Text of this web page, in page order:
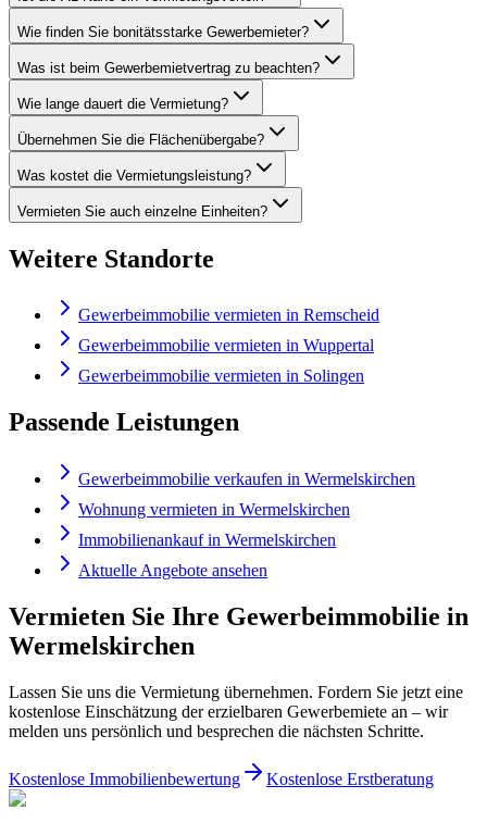
Wie finden Sie bonitätsstarke Gewerbemieter?
Was ist beim Gewerbemietvertrag zu beachten?
Wie lange dauert die Vermietung?
Übernehmen Sie die Flächenübergabe?
Was kostet die Vermietungsleistung?
Vermieten Sie auch einzelne Einheiten?
Weitere Standorte
Gewerbeimmobilie vermieten in Remscheid
Gewerbeimmobilie vermieten in Wuppertal
Gewerbeimmobilie vermieten in Solingen
Passende Leistungen
Gewerbeimmobilie verkaufen in Wermelskirchen
Wohnung vermieten in Wermelskirchen
Immobilienankauf in Wermelskirchen
Aktuelle Angebote ansehen
Vermieten Sie Ihre Gewerbeimmobilie in
Wermelskirchen
Lassen Sie uns die Vermietung übernehmen. Fordern Sie jetzt eine
kostenlose Einschätzung der erzielbaren Gewerbemiete an – wir
melden uns persönlich und besprechen die nächsten Schritte.
Kostenlose Immobilienbewertung Kostenlose Erstberatung